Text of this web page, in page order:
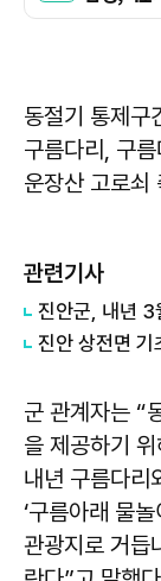
동절기 통제구
구름다리, 구
운장산 고로쇠
관련기사
진안군, 내년 3
진안 상전면 기
군 관계자는 “
을 제공하기
내년 구름다리
‘구름아래 물
관광지로 거듭